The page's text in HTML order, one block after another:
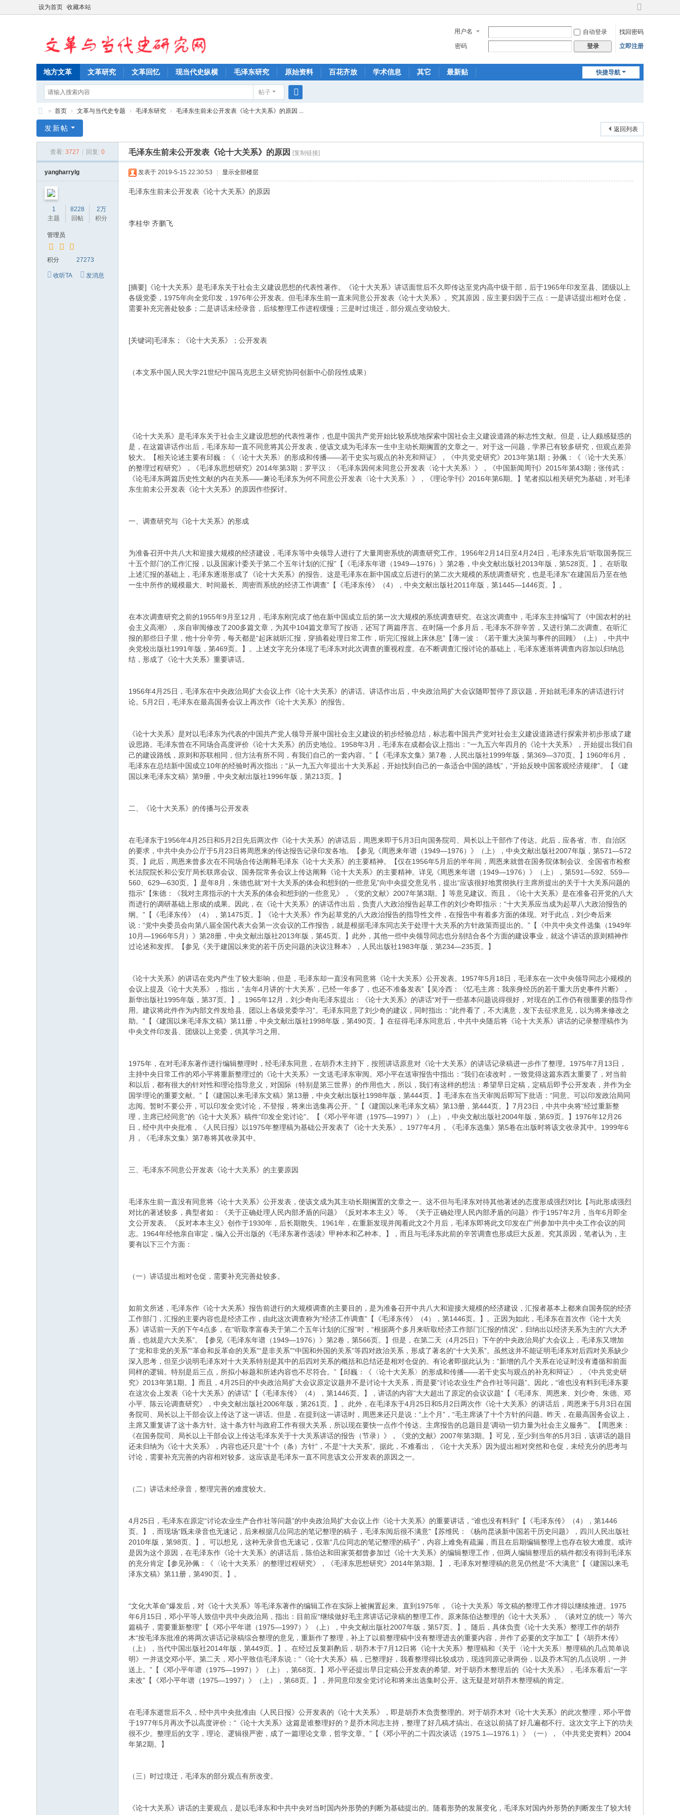
设为首页 收藏本站
切
到
宽
用户名 自动登录
找回密码
密码
登录 立即注册
快捷导航
地方文革 文革研究 文革回忆 现当代史纵横 毛泽东研究 原始资料 百花齐放 学术信息 其它 最新贴
帖子
搜
革
» 首页 › 文革与当代史专题 › 毛泽东研究 › 毛泽东生前未公开发表《论十大关系》的原因 ...
返回列表
发新帖
查看: 3727 回复: 0 毛泽东生前未公开发表《论十大关系》的原因 [复制链接]
yangharrylg
1
主题
8228
回帖
2万
积分
管理员
积分 27273
收听TA 发消息
发表于 2019-5-15 22:30:53 显示全部楼层
毛泽东生前未公开发表《论十大关系》的原因
李桂华 齐鹏飞
[摘要]《论十大关系》是毛泽东关于社会主义建设思想的代表性著作。《论十大关系》讲话面世后不久即传达至党内高中级干部，后于1965年印发至县、团级以上
各级党委，1975年向全党印发，1976年公开发表。但毛泽东生前一直未同意公开发表《论十大关系》。究其原因，应主要归因于三点：一是讲话提出相对仓促，
需要补充完善处较多；二是讲话未经录音，后续整理工作进程缓慢；三是时过境迁，部分观点变动较大。
[关键词]毛泽东；《论十大关系》；公开发表
（本文系中国人民大学21世纪中国马克思主义研究协同创新中心阶段性成果）
《论十大关系》是毛泽东关于社会主义建设思想的代表性著作，也是中国共产党开始比较系统地探索中国社会主义建设道路的标志性文献。但是，让人颇感疑惑的
是，在这篇讲话作出后，毛泽东却一直不同意将其公开发表，使该文成为毛泽东一生中主动长期搁置的文章之一。对于这一问题，学界已有较多研究，但观点差异
较大。【相关论述主要有邱巍：《〈论十大关系〉的形成和传播——若干史实与观点的补充和辩证》，《中共党史研究》2013年第1期；孙佩：《〈论十大关系〉
的整理过程研究》，《毛泽东思想研究》2014年第3期；罗平汉：《毛泽东因何未同意公开发表〈论十大关系〉》，《中国新闻周刊》2015年第43期；张传武：
《论毛泽东两篇历史性文献的内在关系——兼论毛泽东为何不同意公开发表〈论十大关系〉》，《理论学刊》2016年第6期。】笔者拟以相关研究为基础，对毛泽
东生前未公开发表《论十大关系》的原因作些探讨。
一、调查研究与《论十大关系》的形成
为准备召开中共八大和迎接大规模的经济建设，毛泽东等中央领导人进行了大量周密系统的调查研究工作。1956年2月14日至4月24日，毛泽东先后“听取国务院三
十五个部门的工作汇报，以及国家计委关于第二个五年计划的汇报”【《毛泽东年谱（1949—1976）》第2卷，中央文献出版社2013年版，第528页。】。在听取
上述汇报的基础上，毛泽东逐渐形成了《论十大关系》的报告。这是毛泽东在新中国成立后进行的第二次大规模的系统调查研究，也是毛泽东“在建国后乃至在他
一生中所作的规模最大、时间最长、周密而系统的经济工作调查”【《毛泽东传》（4），中央文献出版社2011年版，第1445—1446页。】。
在本次调查研究之前的1955年9月至12月，毛泽东刚完成了他在新中国成立后的第一次大规模的系统调查研究。在这次调查中，毛泽东主持编写了《中国农村的社
会主义高潮》，亲自审阅修改了200多篇文章，为其中104篇文章写了按语，还写了两篇序言。在时隔一个多月后，毛泽东不辞辛苦，又进行第二次调查。在听汇
报的那些日子里，他十分辛劳，每天都是“起床就听汇报，穿插着处理日常工作，听完汇报就上床休息”【薄一波：《若干重大决策与事件的回顾》（上），中共中
央党校出版社1991年版，第469页。】。上述文字充分体现了毛泽东对此次调查的重视程度。在不断调查汇报讨论的基础上，毛泽东逐渐将调查内容加以归纳总
结，形成了《论十大关系》重要讲话。
1956年4月25日，毛泽东在中央政治局扩大会议上作《论十大关系》的讲话。讲话作出后，中央政治局扩大会议随即暂停了原议题，开始就毛泽东的讲话进行讨
论。5月2日，毛泽东在最高国务会议上再次作《论十大关系》的报告。
《论十大关系》是对以毛泽东为代表的中国共产党人领导开展中国社会主义建设的初步经验总结，标志着中国共产党对社会主义建设道路进行探索并初步形成了建
设思路。毛泽东曾在不同场合高度评价《论十大关系》的历史地位。1958年3月，毛泽东在成都会议上指出：“一九五六年四月的《论十大关系》，开始提出我们自
己的建设路线，原则和苏联相同，但方法有所不同，有我们自己的一套内容。”【《毛泽东文集》第7卷，人民出版社1999年版，第369—370页。】1960年6月，
毛泽东在总结新中国成立10年的经验时再次指出：“从一九五六年提出十大关系起，开始找到自己的一条适合中国的路线”，“开始反映中国客观经济规律”。【《建
国以来毛泽东文稿》第9册，中央文献出版社1996年版，第213页。】
二、《论十大关系》的传播与公开发表
在毛泽东于1956年4月25日和5月2日先后两次作《论十大关系》的讲话后，周恩来即于5月3日向国务院司、局长以上干部作了传达。此后，应各省、市、自治区
的要求，中共中央办公厅于5月23日将周恩来的传达报告记录印发各地。【参见《周恩来年谱（1949—1976）》（上），中央文献出版社2007年版，第571—572
页。】此后，周恩来曾多次在不同场合传达阐释毛泽东《论十大关系》的主要精神。【仅在1956年5月后的半年间，周恩来就曾在国务院体制会议、全国省市检察
长法院院长和公安厅局长联席会议、国务院常务会议上传达阐释《论十大关系》的主要精神。详见《周恩来年谱（1949—1976）》（上），第591—592、559—
560、629—630页。】是年8月，朱德也就“对十大关系的体会和想到的一些意见”向中央提交意见书，提出“应该很好地贯彻执行主席所提出的关于十大关系问题的
指示”【朱德：《我对主席指示的十大关系的体会和想到的一些意见》，《党的文献》2007年第3期。】等意见建议。而且，《论十大关系》是在准备召开党的八大
而进行的调研基础上形成的成果。因此，在《论十大关系》的讲话作出后，负责八大政治报告起草工作的刘少奇即指示：“十大关系应当成为起草八大政治报告的
纲。”【《毛泽东传》（4），第1475页。】《论十大关系》作为起草党的八大政治报告的指导性文件，在报告中有着多方面的体现。对于此点，刘少奇后来
说：“党中央委员会向第八届全国代表大会第一次会议的工作报告，就是根据毛泽东同志关于处理十大关系的方针政策而提出的。”【《中共中央文件选集（1949年
10月—1966年5月）》第28册，中央文献出版社2013年版，第45页。】此外，其他一些中央领导同志也分别结合各个方面的建设事业，就这个讲话的原则精神作
过论述和发挥。【参见《关于建国以来党的若干历史问题的决议注释本》，人民出版社1983年版，第234—235页。】
《论十大关系》的讲话在党内产生了较大影响，但是，毛泽东却一直没有同意将《论十大关系》公开发表。1957年5月18日，毛泽东在一次中央领导同志小规模的
会议上提及《论十大关系》，指出，“去年4月讲的‘十大关系’，已经一年多了，也还不准备发表”【吴冷西：《忆毛主席：我亲身经历的若干重大历史事件片断》，
新华出版社1995年版，第37页。】。1965年12月，刘少奇向毛泽东提出：《论十大关系》的讲话“对于一些基本问题说得很好，对现在的工作仍有很重要的指导作
用。建议将此件作为内部文件发给县、团以上各级党委学习”。毛泽东同意了刘少奇的建议，同时指出：“此件看了，不大满意，发下去征求意见，以为将来修改之
助。”【《建国以来毛泽东文稿》第11册，中央文献出版社1998年版，第490页。】在征得毛泽东同意后，中共中央随后将《论十大关系》讲话的记录整理稿作为
中央文件印发县、团级以上党委，供其学习之用。
1975年，在对毛泽东著作进行编辑整理时，经毛泽东同意，在胡乔木主持下，按照讲话原意对《论十大关系》的讲话记录稿进一步作了整理。1975年7月13日，
主持中央日常工作的邓小平将重新整理过的《论十大关系》一文送毛泽东审阅。邓小平在送审报告中指出：“我们在读改时，一致觉得这篇东西太重要了，对当前
和以后，都有很大的针对性和理论指导意义，对国际（特别是第三世界）的作用也大，所以，我们有这样的想法：希望早日定稿，定稿后即予公开发表，并作为全
国学理论的重要文献。”【《建国以来毛泽东文稿》第13册，中央文献出版社1998年版，第444页。】毛泽东在当天审阅后即写下批语：“同意。可以印发政治局同
志阅。暂时不要公开，可以印发全党讨论，不登报，将来出选集再公开。”【《建国以来毛泽东文稿》第13册，第444页。】7月23日，中共中央将“经过重新整
理，主席已经同意”的《论十大关系》稿件“印发全党讨论”。【《邓小平年谱（1975—1997）》（上），中央文献出版社2004年版，第69页。】1976年12月26
日，经中共中央批准，《人民日报》以1975年整理稿为基础公开发表了《论十大关系》。1977年4月，《毛泽东选集》第5卷在出版时将该文收录其中。1999年6
月，《毛泽东文集》第7卷将其收录其中。
三、毛泽东不同意公开发表《论十大关系》的主要原因
毛泽东生前一直没有同意将《论十大关系》公开发表，使该文成为其主动长期搁置的文章之一。这不但与毛泽东对待其他著述的态度形成强烈对比【与此形成强烈
对比的著述较多，典型者如：《关于正确处理人民内部矛盾的问题》《反对本本主义》等。《关于正确处理人民内部矛盾的问题》作于1957年2月，当年6月即全
文公开发表。《反对本本主义》创作于1930年，后长期散失。1961年，在重新发现并阅看此文2个月后，毛泽东即将此文印发在广州参加中共中央工作会议的同
志。1964年经他亲自审定，编入公开出版的《毛泽东著作选读》甲种本和乙种本。】，而且与毛泽东此前的辛苦调查也形成巨大反差。究其原因，笔者认为，主
要有以下三个方面：
（一）讲话提出相对仓促，需要补充完善处较多。
如前文所述，毛泽东作《论十大关系》报告前进行的大规模调查的主要目的，是为准备召开中共八大和迎接大规模的经济建设，汇报者基本上都来自国务院的经济
工作部门，汇报的主要内容也是经济工作，由此这次调查称为“经济工作调查”【《毛泽东传》（4），第1446页。】。正因为如此，毛泽东在首次作《论十大关
系》讲话前一天的下午4点多，在“听取李富春关于第二个五年计划的汇报”时，“根据两个多月来听取经济工作部门汇报的情况”，归纳出以经济关系为主的“六大矛
盾，也就是六大关系”。【参见《毛泽东年谱（1949—1976）》第2卷，第566页。】但是，在第二天（4月25日）下午的中央政治局扩大会议上，毛泽东又增加
了“党和非党的关系”“革命和反革命的关系”“是非关系”“中国和外国的关系”等四对政治关系，形成了著名的“十大关系”。虽然这并不能证明毛泽东对后四对关系缺少
深入思考，但至少说明毛泽东对十大关系特别是其中的后四对关系的概括和总结还是相对仓促的。有论者即据此认为：“新增的几个关系在论证时没有遵循和前面
同样的逻辑。特别是后三点，所拟小标题和所述内容也不尽符合。”【邱巍：《〈论十大关系〉的形成和传播——若干史实与观点的补充和辩证》，《中共党史研
究》2013年第1期。】而且，4月25日的中央政治局扩大会议原定议题并不是讨论十大关系，而是要“讨论农业生产合作社等问题”。因此，“谁也没有料到毛泽东要
在这次会上发表《论十大关系》的讲话”【《毛泽东传》（4），第1446页。】，讲话的内容“大大超出了原定的会议议题”【《毛泽东、周恩来、刘少奇、朱德、邓
小平、陈云论调查研究》，中央文献出版社2006年版，第261页。】。此外，在毛泽东于4月25日和5月2日两次作《论十大关系》的讲话后，周恩来于5月3日在国
务院司、局长以上干部会议上传达了这一讲话。但是，在提到这一讲话时，周恩来还只是说：“上个月”，“毛主席谈了十个方针的问题。昨天，在最高国务会议上，
主席又重复讲了这十条方针。这十条方针与政府工作有很大关系，所以现在要快一点作个传达。主席报告的总题目是‘调动一切力量为社会主义服务’”。【周恩来：
《在国务院司、局长以上干部会议上传达毛泽东关于十大关系讲话的报告（节录）》，《党的文献》2007年第3期。】可见，至少到当年的5月3日，该讲话的题目
还未归纳为《论十大关系》，内容也还只是“十个（条）方针”，不是“十大关系”。据此，不难看出，《论十大关系》因为提出相对突然和仓促，未经充分的思考与
讨论，需要补充完善的内容相对较多。这应该是毛泽东一直不同意该文公开发表的原因之一。
（二）讲话未经录音，整理完善的难度较大。
4月25日，毛泽东在原定“讨论农业生产合作社等问题”的中央政治局扩大会议上作《论十大关系》的重要讲话，“谁也没有料到”【《毛泽东传》（4），第1446
页。】，而现场“既未录音也无速记，后来根据几位同志的笔记整理的稿子，毛泽东阅后很不满意”【苏维民：《杨尚昆谈新中国若干历史问题》，四川人民出版社
2010年版，第98页。】。可以想见，这种无录音也无速记，仅靠“几位同志的笔记整理的稿子”，内容上难免有疏漏，而且在后期编辑整理上也存在较大难度。或许
是因为这个原因，在毛泽东作《论十大关系》的讲话后，陈伯达和田家英都曾参加过《论十大关系》的编辑整理工作，但两人编辑整理后的稿件都没有得到毛泽东
的充分肯定【参见孙佩：《〈论十大关系〉的整理过程研究》，《毛泽东思想研究》2014年第3期。】，毛泽东对整理稿的意见仍然是“不大满意”【《建国以来毛
泽东文稿》第11册，第490页。】。
“文化大革命”爆发后，对《论十大关系》等毛泽东著作的编辑工作在实际上被搁置起来。直到1975年，《论十大关系》等文稿的整理工作才得以继续推进。1975
年6月15日，邓小平等人致信中共中央政治局，指出：目前应“继续做好毛主席讲话记录稿的整理工作。原来陈伯达整理的《论十大关系》、《谈对立的统一》等六
篇稿子，需要重新整理”【《邓小平年谱（1975—1997）》（上），中央文献出版社2007年版，第57页。】。随后，具体负责《论十大关系》整理工作的胡乔
木“按毛泽东批准的将两次讲话记录稿综合整理的意见，重新作了整理，补上了以前整理稿中没有整理进去的重要内容，并作了必要的文字加工”【《胡乔木传》
（上），当代中国出版社2014年版，第449页。】。在经过反复斟酌后，胡乔木于7月12日将《论十大关系》整理稿和《关于〈论十大关系〉整理稿的几点简单说
明》一并送交邓小平。第二天，邓小平致信毛泽东说：“《论十大关系》稿，已整理好，我看整理得比较成功，现连同原记录两份，以及乔木写的几点说明，一并
送上。”【《邓小平年谱（1975—1997）》（上），第68页。】邓小平还提出早日定稿公开发表的希望。对于胡乔木整理后的《论十大关系》，毛泽东看后“一字
未改”【《邓小平年谱（1975—1997）》（上），第68页。】，并同意印发全党讨论和将来出选集时公开。这无疑是对胡乔木整理稿的肯定。
在毛泽东逝世后不久，经中共中央批准由《人民日报》公开发表的《论十大关系》，即是胡乔木负责整理的。对于胡乔木对《论十大关系》的此次整理，邓小平曾
于1977年5月再次予以高度评价：“《论十大关系》这篇是谁整理好的？是乔木同志主持，整理了好几稿才搞出。在这以前搞了好几遍都不行。这次文字上下的功夫
很不少。整理后的文字，理论、逻辑很严密，成了一篇理论文章，哲学文章。”【《邓小平的二十四次谈话（1975.1—1976.1）》（一），《中共党史资料》2004
年第2期。】
（三）时过境迁，毛泽东的部分观点有所改变。
《论十大关系》讲话的主要观点，是以毛泽东和中共中央对当时国内外形势的判断为基础提出的。随着形势的发展变化，毛泽东对国内外形势的判断发生了较大转